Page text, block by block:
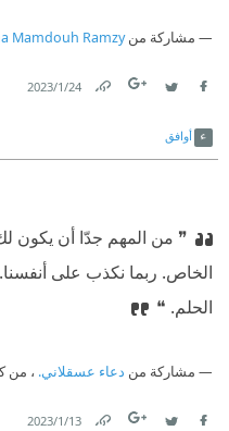
مشاركة منMamdouh Ramzy
24‏/1‏/2023
أوافق
❞ من المهم جدّا أن يكون
الخاص. ربما نكذب على
الحلم. ❝
مشاركة من دعاء عسقلاني. ، من
13‏/1‏/2023